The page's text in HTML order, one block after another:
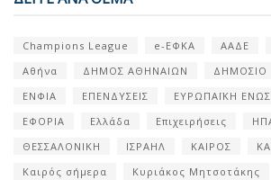
Champions League e-ΕΦΚΑ ΑΑΔΕ
Αθήνα
ΔΗΜΟΣ ΑΘΗΝΑΙΩΝ ΔΗΜΟΣΙΟ
ΕΝΦΙΑ
ΕΠΕΝΔΥΣΕΙΣ ΕΥΡΩΠΑΪΚΗ
ΕΦΟΡΙΑ
Ελλάδα Επιχειρήσεις
ΘΕΣΣΑΛΟΝΙΚΗ
ΙΣΡΑΗΛ ΚΑΙΡΟΣ
Καιρός σήμερα
Κυριάκος Μητσοτάκης